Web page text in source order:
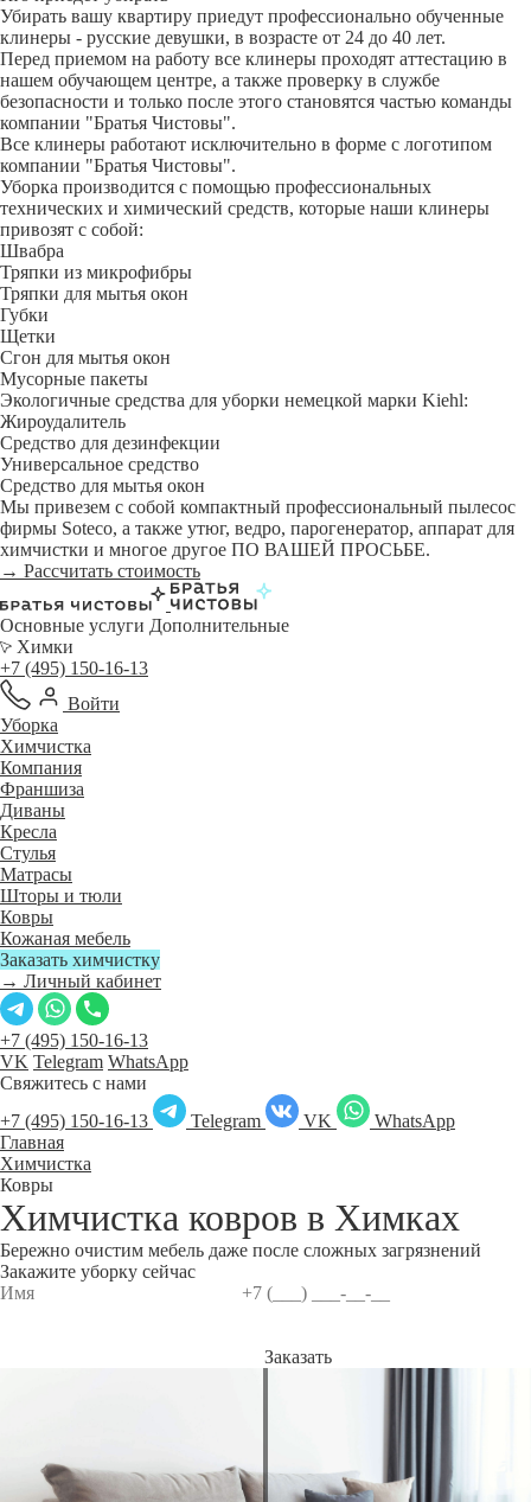
Убирать вашу квартиру приедут профессионально обученные
клинеры - русские девушки, в возрасте от 24 до 40 лет.
Перед приемом на работу все клинеры проходят аттестацию в
нашем обучающем центре, а также проверку в службе
безопасности и только после этого становятся частью команды
компании "Братья Чистовы".
Все клинеры работают исключительно в форме с логотипом
компании "Братья Чистовы".
Уборка производится с помощью профессиональных
технических и химический средств, которые наши клинеры
привозят с собой:
Швабра
Тряпки из микрофибры
Тряпки для мытья окон
Губки
Щетки
Сгон для мытья окон
Мусорные пакеты
Экологичные средства для уборки немецкой марки Kiehl:
Жироудалитель
Средство для дезинфекции
Универсальное средство
Средство для мытья окон
Мы привезем с собой компактный профессиональный пылесос
фирмы Soteco, а также утюг, ведро, парогенератор, аппарат для
химчистки и многое другое ПО ВАШЕЙ ПРОСЬБЕ.
→ Рассчитать стоимость
Основные услуги Дополнительные
Химки
+7 (495) 150-16-13
Войти
Уборка
Химчистка
Компания
Франшиза
Диваны
Кресла
Стулья
Матрасы
Шторы и тюли
Ковры
Кожаная мебель
Заказать химчистку
→ Личный кабинет
+7 (495) 150-16-13
VK Telegram WhatsApp
Свяжитесь с нами
+7 (495) 150-16-13
Telegram VK
WhatsApp
Главная
Химчистка
Ковры
Химчистка ковров в Химках
Бережно очистим мебель даже после сложных загрязнений
Закажите уборку сейчас
Заказать